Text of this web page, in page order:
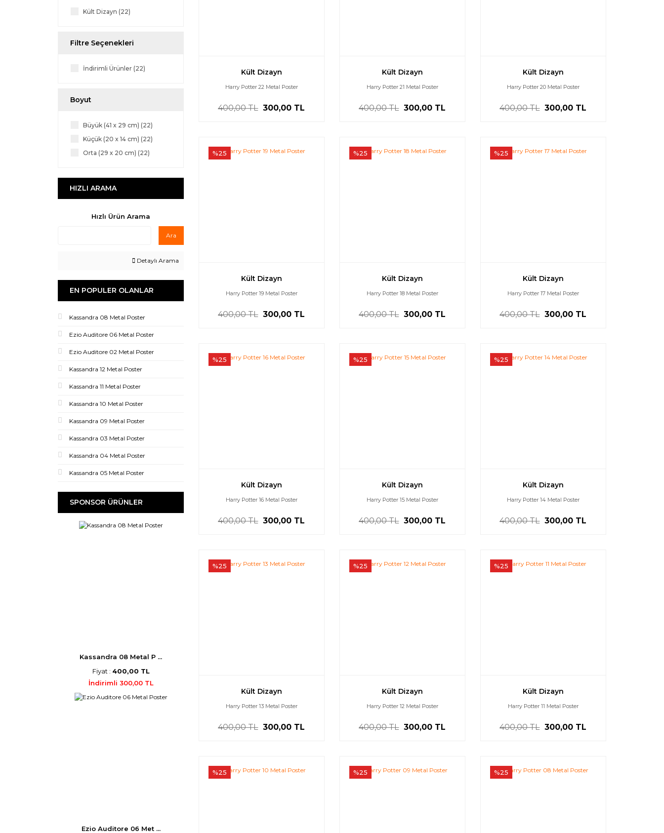
Kült Dizayn (22)
Filtre Seçenekleri
İndirimli Ürünler (22)
Boyut
Büyük (41 x 29 cm) (22)
Küçük (20 x 14 cm) (22)
Orta (29 x 20 cm) (22)
HIZLI ARAMA
Hızlı Ürün Arama
Ara
Detaylı Arama
EN POPULER OLANLAR
Kassandra 08 Metal Poster
Ezio Auditore 06 Metal Poster
Ezio Auditore 02 Metal Poster
Kassandra 12 Metal Poster
Kassandra 11 Metal Poster
Kassandra 10 Metal Poster
Kassandra 09 Metal Poster
Kassandra 03 Metal Poster
Kassandra 04 Metal Poster
Kassandra 05 Metal Poster
SPONSOR ÜRÜNLER
Kassandra 08 Metal P ...
Fiyat : 400,00 TL
İndirimli 300,00 TL
Ezio Auditore 06 Met ...
Kült Dizayn
Harry Potter 22 Metal Poster
400,00 TL 300,00 TL
Kült Dizayn
Harry Potter 21 Metal Poster
400,00 TL 300,00 TL
Kült Dizayn
Harry Potter 20 Metal Poster
400,00 TL 300,00 TL
%25
Kült Dizayn
Harry Potter 19 Metal Poster
400,00 TL 300,00 TL
%25
Kült Dizayn
Harry Potter 18 Metal Poster
400,00 TL 300,00 TL
%25
Kült Dizayn
Harry Potter 17 Metal Poster
400,00 TL 300,00 TL
%25
Kült Dizayn
Harry Potter 16 Metal Poster
400,00 TL 300,00 TL
%25
Kült Dizayn
Harry Potter 15 Metal Poster
400,00 TL 300,00 TL
%25
Kült Dizayn
Harry Potter 14 Metal Poster
400,00 TL 300,00 TL
%25
Kült Dizayn
Harry Potter 13 Metal Poster
400,00 TL 300,00 TL
%25
Kült Dizayn
Harry Potter 12 Metal Poster
400,00 TL 300,00 TL
%25
Kült Dizayn
Harry Potter 11 Metal Poster
400,00 TL 300,00 TL
%25 %25 %25